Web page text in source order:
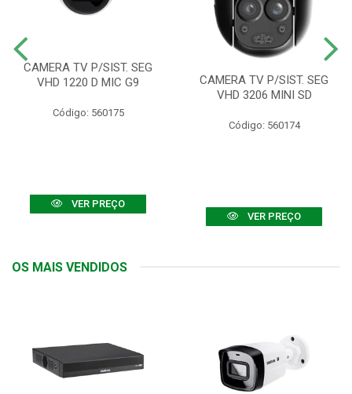
CAMERA TV P/SIST. SEG
VHD 1220 D MIC G9
Código: 560175
VER PREÇO
CAMERA TV P/SIST. SEG
VHD 3206 MINI SD
Código: 560174
VER PREÇO
OS MAIS VENDIDOS